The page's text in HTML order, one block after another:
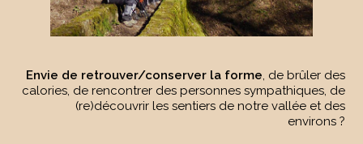
Envie de retrouver/conserver la forme , de brûler des
calories, de rencontrer des personnes sympathiques, de
(re)découvrir les sentiers de notre vallée et des
environs ?